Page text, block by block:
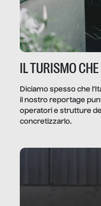
IL TURISMO
Diciamo spesso che
il nostro reportage
operatori e strutture
concretizzarlo.